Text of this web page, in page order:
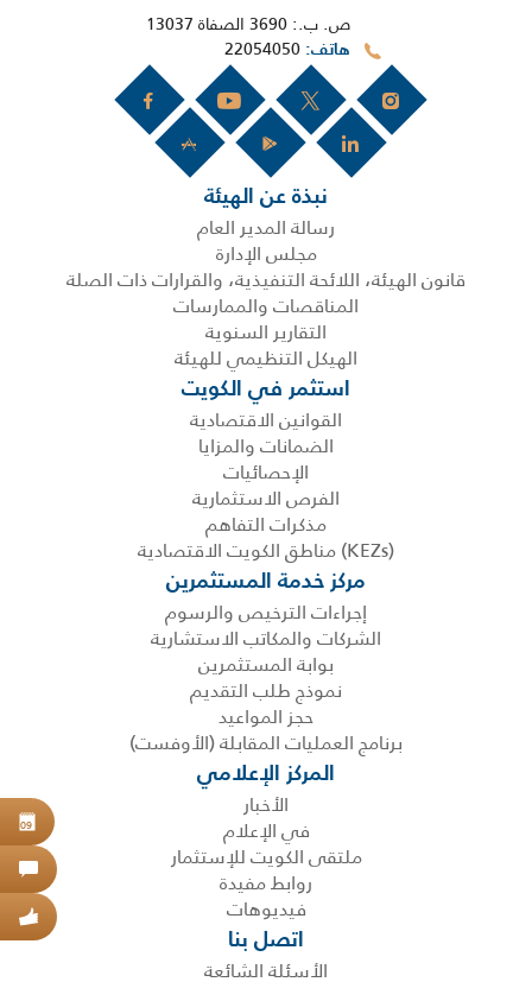
ص. ب.: 3690 الصفاة 13037
هاتف
نبذة عن الهيئة
رسالة المدير العام
مجلس الإدارة
قانون الهيئة، اللائحة التنفيذية، والقرارات ذات الصلة
المناقصات والممارسات
التقارير السنوية
الهيكل التنظيمي للهيئة
استثمر في الكويت
القوانين الاقتصادية
الضمانات والمزايا
الإحصائيات
الفرص الاستثمارية
مذكرات التفاهم
(KEZs) مناطق الكويت الاقتصادية
مركز خدمة المستثمرين
إجراءات الترخيص والرسوم
الشركات والمكاتب الاستشارية
بوابة المستثمرين
نموذج طلب التقديم
حجز المواعيد
برنامج العمليات المقابلة (الأوفست)
المركز الإعلامي
الأخبار
في الإعلام
ملتقى الكويت للإستثمار
روابط مفيدة
فيديوهات
اتصل بنا
الأسئلة الشائعة
09